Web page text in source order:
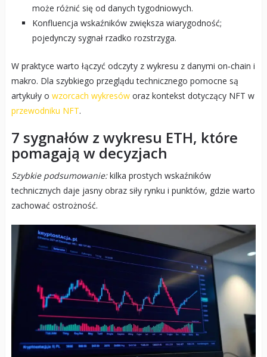
może różnić się od danych tygodniowych.
Konfluencja wskaźników zwiększa wiarygodność;
pojedynczy sygnał rzadko rozstrzyga.
W praktyce warto łączyć odczyty z wykresu z danymi on‑chain i
makro. Dla szybkiego przeglądu technicznego pomocne są
artykuły o wzorcach wykresóworaz kontekst dotyczący NFT w
przewodniku NFT.
7 sygnałów z wykresu ETH, które
pomagają w decyzjach
Szybkie podsumowanie:kilka prostych wskaźników
technicznych daje jasny obraz siły rynku i punktów, gdzie warto
zachować ostrożność.